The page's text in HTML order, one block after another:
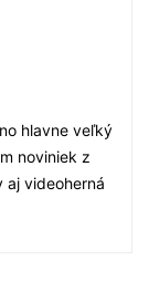
hlavne veľký
noviniek z
aj videoherná